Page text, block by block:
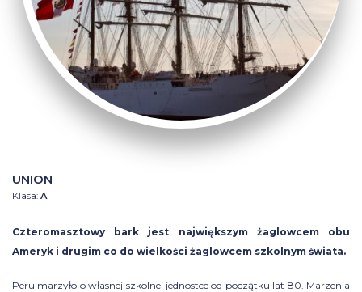
UNION
Klasa: A
Czteromasztowy bark jest największym żaglowcem obu
Ameryk i drugim co do wielkości żaglowcem szkolnym świata.
Peru marzyło o własnej szkolnej jednostce od początku lat 80. Marzenia